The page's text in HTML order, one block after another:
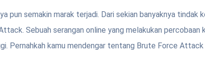
pun semakin marak terjadi. Dari sekian banyaknya tindak
Sebuah serangan online yang melakukan percobaan
Pernahkah kamu mendengar tentang Brute Force Attack